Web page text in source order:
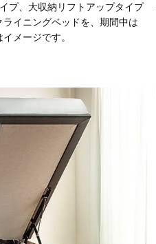
プ、大収納リフトアップタイプ
イニングベッドを、期間中は
メージです。